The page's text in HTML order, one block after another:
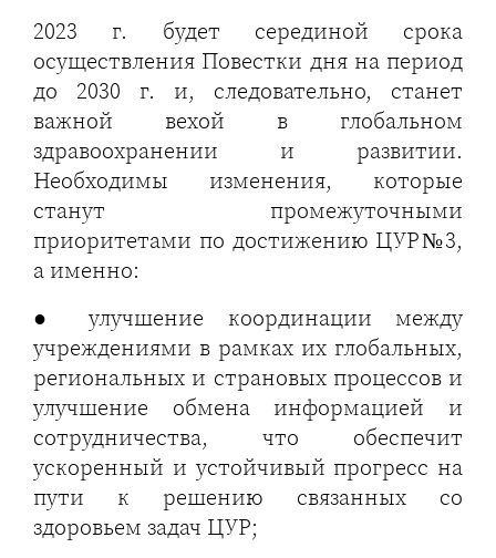
2023 г. будет серединой срока
осуществления Повестки дня на период
до 2030 г. и, следовательно, станет
важной вехой в глобальном
здравоохранении и развитии.
Необходимы изменения, которые
станут промежуточными
приоритетами по достижению ЦУР№3,
а именно:
● улучшение координации между
учреждениями в рамках их глобальных,
региональных и страновых процессов и
улучшение обмена информацией и
сотрудничества, что обеспечит
ускоренный и устойчивый прогресс на
пути к решению связанных со
здоровьем задач ЦУР;